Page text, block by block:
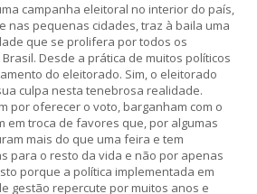
campanha eleitoral no interior do país,
nas pequenas cidades, traz à baila uma
que se prolifera por todos os
Desde a prática de muitos políticos
do eleitorado. Sim, o eleitorado
culpa nesta tenebrosa realidade.
por oferecer o voto, barganham com o
em troca de favores que, por algumas
mais do que uma feira e tem
para o resto da vida e não por apenas
porque a política implementada em
gestão repercute por muitos anos e